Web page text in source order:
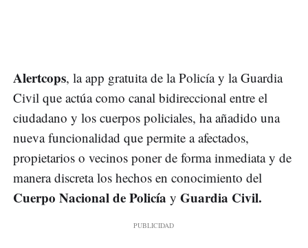
Alertcops, la app gratuita de la Policía y la Guardia
Civil que actúa como canal bidireccional entre el
ciudadano y los cuerpos policiales, ha añadido una
nueva funcionalidad que permite a afectados,
propietarios o vecinos poner de forma inmediata y de
manera discreta los hechos en conocimiento del
Cuerpo Nacional de Policía y Guardia Civil.